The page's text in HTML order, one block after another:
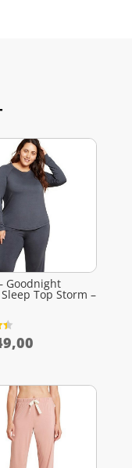
Goodnight
Top Storm –